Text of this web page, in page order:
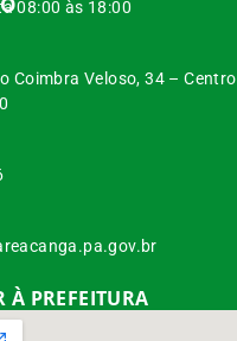
08:00 às 18:00
Coimbra Veloso, 34 – Centro
À PREFEITURA